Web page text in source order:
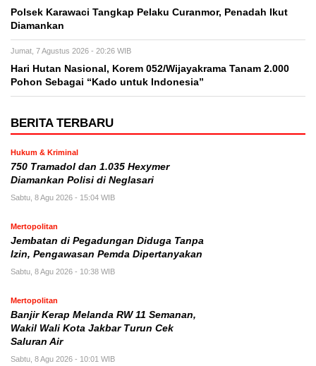
Polsek Karawaci Tangkap Pelaku Curanmor, Penadah Ikut
Diamankan
Jumat, 7 Agustus 2026 - 20:26 WIB
Hari Hutan Nasional, Korem 052/Wijayakrama Tanam 2.000
Pohon Sebagai “Kado untuk Indonesia”
BERITA TERBARU
Hukum & Kriminal
750 Tramadol dan 1.035 Hexymer
Diamankan Polisi di Neglasari
Sabtu, 8 Agu 2026 - 15:04 WIB
Mertopolitan
Jembatan di Pegadungan Diduga Tanpa
Izin, Pengawasan Pemda Dipertanyakan
Sabtu, 8 Agu 2026 - 10:38 WIB
Mertopolitan
Banjir Kerap Melanda RW 11 Semanan,
Wakil Wali Kota Jakbar Turun Cek
Saluran Air
Sabtu, 8 Agu 2026 - 10:01 WIB